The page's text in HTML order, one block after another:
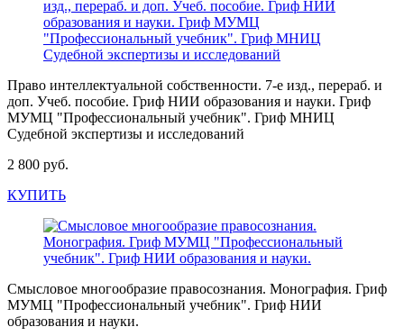
Право интеллектуальной собственности. 7-е изд., перераб. и
доп. Учеб. пособие. Гриф НИИ образования и науки. Гриф
МУМЦ "Профессиональный учебник". Гриф МНИЦ
Судебной экспертизы и исследований
2 800 руб.
КУПИТЬ
Смысловое многообразие правосознания. Монография. Гриф
МУМЦ "Профессиональный учебник". Гриф НИИ
образования и науки.